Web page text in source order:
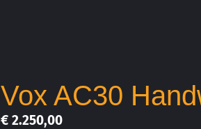
Vox AC30
€ 2.250,00